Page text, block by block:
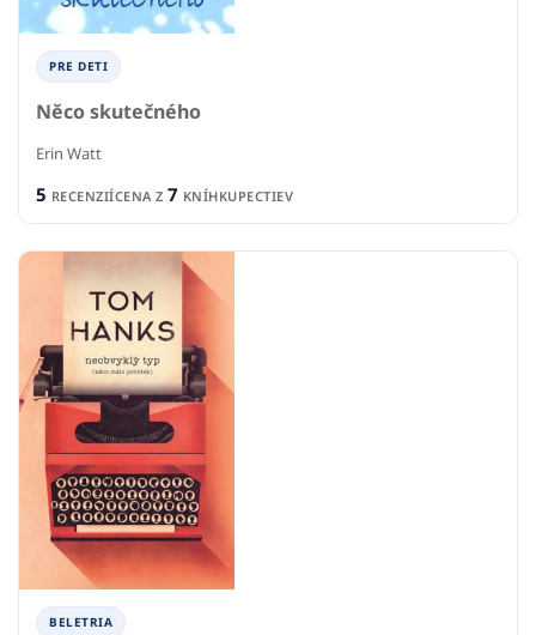
PRE DETI
Něco skutečného
Erin Watt
5 RECENZIÍCENA Z 7 KNÍHKUPECTIEV
BELETRIA